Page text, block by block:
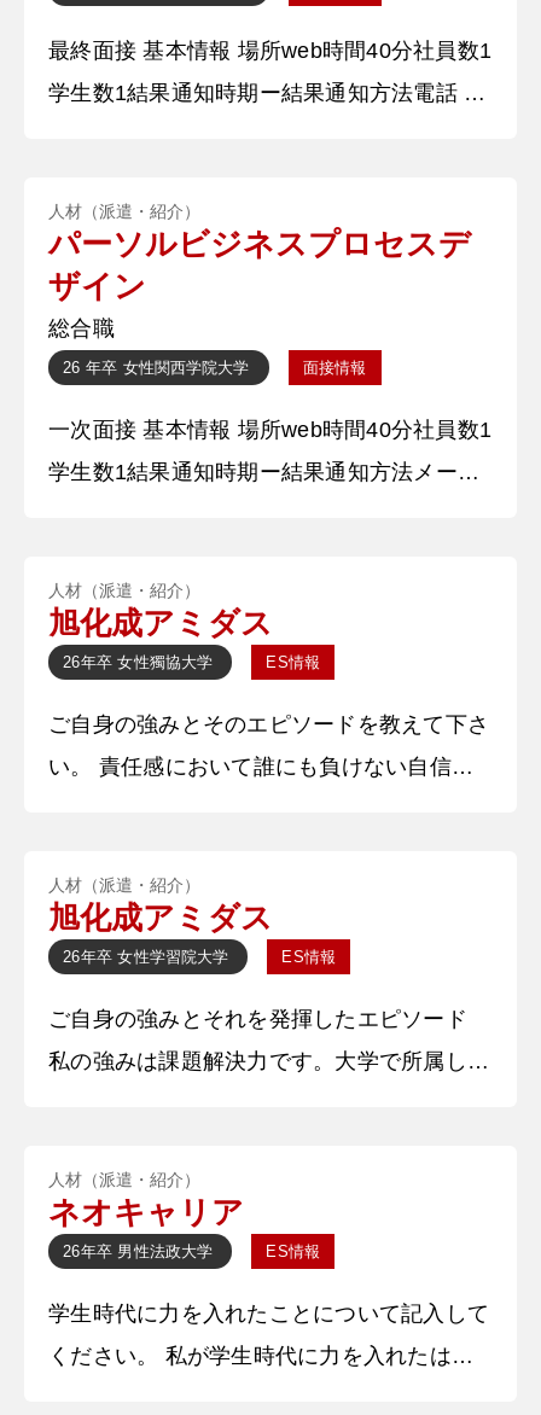
来が具体的にイメージできて、役に立つ授
業」から乖離していた。2つ目は
最終面接 基本情報 場所web時間40分社員数1
学生数1結果通知時期ー結果通知方法電話 質
ミに所属しており、〇〇を務めております。
本日はよろしくお願いいたします。 ②学生
時代に力を入れたことを教えてください。
〇〇サークルの裏方として、集客活動に力を
入れました。特にSNS運
人材（派遣・紹介）
パーソルビジネスプロセスデ
ザイン
総合職
26 年卒 女性関西学院大学 面接情報
一次面接 基本情報 場所web時間40分社員数1
学生数1結果通知時期ー結果通知方法メール
〇〇ゼミに所属しており、〇〇を務めており
ます。本日はよろしくお願いいたします。
②学生時代に力を入れたことを教えてくださ
い。 〇〇サークルの裏方として、集客活動
に力を入れました。特にSNS
人材（派遣・紹介）
旭化成アミダス
26年卒 女性獨協大学 ES情報
ご自身の強みとそのエピソードを教えて下さ
い。 責任感において誰にも負けない自信が
が本来の用途とは違う誤用をしてしまった。
学校の財務局の学生や職員、先輩に相談をし
て冷静に順を追って原因と解決策を考えた。
何度も話し合いを行い、結果として先輩から
の資金援助と部員からの徴収で不足分を補う
人材（派遣・紹介）
旭化成アミダス
26年卒 女性学習院大学 ES情報
ご自身の強みとそれを発揮したエピソード
私の強みは課題解決力です。大学で所属して
の他団体と比較して知名度が低く、年々入会
する新入生が減っていることが課題でした。
そこで私はサークルに新入生を呼び込むため
SNSを始めました。特に工夫したことは、X
とInstagramで毎日投稿を行い、新入生の目
人材（派遣・紹介）
ネオキャリア
26年卒 男性法政大学 ES情報
学生時代に力を入れたことについて記入して
ください。 私が学生時代に力を入れたは、